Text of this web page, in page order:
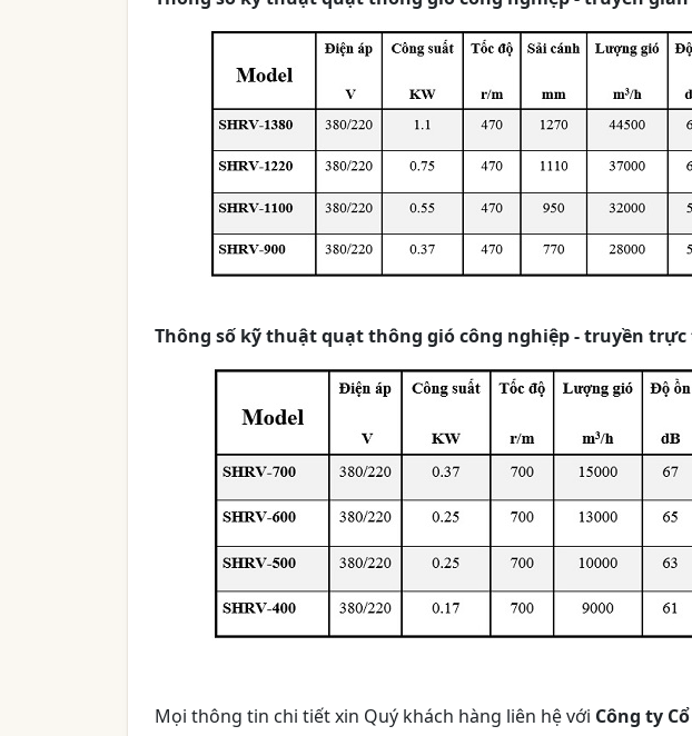
Thông số kỹ thuật quạt thông gió công nghiệp - truyền trực
Mọi thông tin chi tiết xin Quý khách hàng liên hệ với Công ty